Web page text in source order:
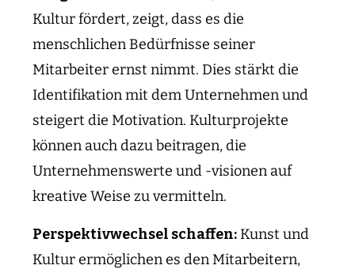
Kultur fördert, zeigt, dass es die
menschlichen Bedürfnisse seiner
Mitarbeiter ernst nimmt. Dies stärkt die
Identifikation mit dem Unternehmen und
steigert die Motivation. Kulturprojekte
können auch dazu beitragen, die
Unternehmenswerte und -visionen auf
kreative Weise zu vermitteln.
Perspektivwechsel schaffen:Kunst und
Kultur ermöglichen es den Mitarbeitern,